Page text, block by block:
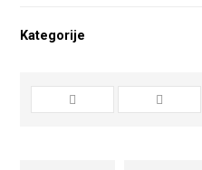
Kategorije